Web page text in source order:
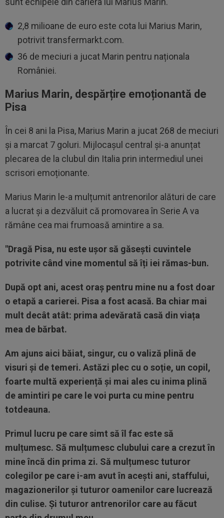
2,8 milioane de euro este cota lui Marius Marin,
potrivit transfermarkt.com.
36 de meciuri a jucat Marin pentru naționala
României.
Marius Marin, despărțire emoționantă de
Pisa
În cei 8 ani la Pisa, Marius Marin a jucat 268 de meciuri
și a marcat 7 goluri. Mijlocașul central și-a anunțat
plecarea de la clubul din Italia prin intermediul unei
scrisori emoționante.
Marius Marin le-a mulțumit antrenorilor alături de care
a lucrat și a dezvăluit că promovarea în Serie A va
rămâne cea mai frumoasă amintire a sa.
"Dragă Pisa, nu este ușor să găsești cuvintele
potrivite când vine momentul să îți iei rămas-bun.
După opt ani, acest oraș pentru mine nu a fost doar
o etapă a carierei. Pisa a fost acasă. Ba chiar mai
mult decât atât: prima adevărată casă din viața
mea de bărbat.
Am ajuns aici băiat, singur, cu o valiză plină de
visuri și de temeri. Astăzi plec cu o soție, un copil,
foarte multă experiență și mai ales cu inima plină
de amintiri pe care le voi purta cu mine pentru
totdeauna.
Primul lucru pe care simt să îl fac este să
mulțumesc. Să mulțumesc clubului care a crezut în
mine încă din prima zi. Să mulțumesc tuturor
colegilor pe care i-am avut în acești ani, staffului,
magazionerilor și tuturor oamenilor care lucrează
din culise. Și tuturor antrenorilor care au făcut